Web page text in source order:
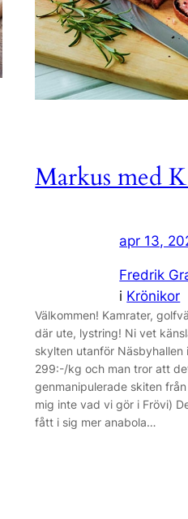
Markus med
apr 13,
Fredrik
i Krönikor
Välkommen! Kamrater,
där ute, lystring! Ni vet
skylten utanför
299:-/kg och man tror att
genmanipulerade skiten
mig inte vad vi gör i Frövi)
fått i sig mer anabola…